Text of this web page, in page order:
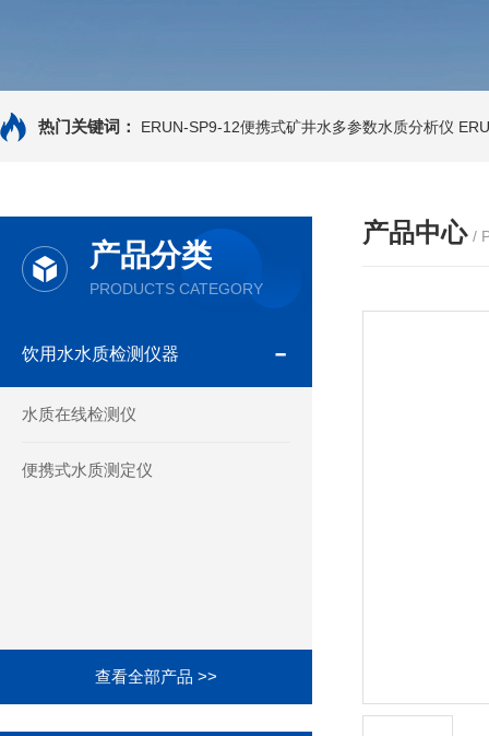
热门关键词： ERUN-SP9-12便携式矿井水多参数水质分析仪
产品分类
PRODUCTS CATEGORY
饮用水水质检测仪器
水质在线检测仪
便携式水质测定仪
查看全部产品 >>
产品中心 /